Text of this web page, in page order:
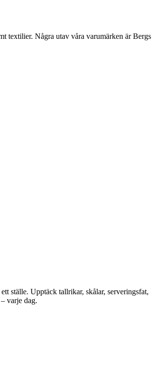
textilier. Några utav våra varumärken är Bergs
ställe. Upptäck tallrikar, skålar, serveringsfat,
varje dag.